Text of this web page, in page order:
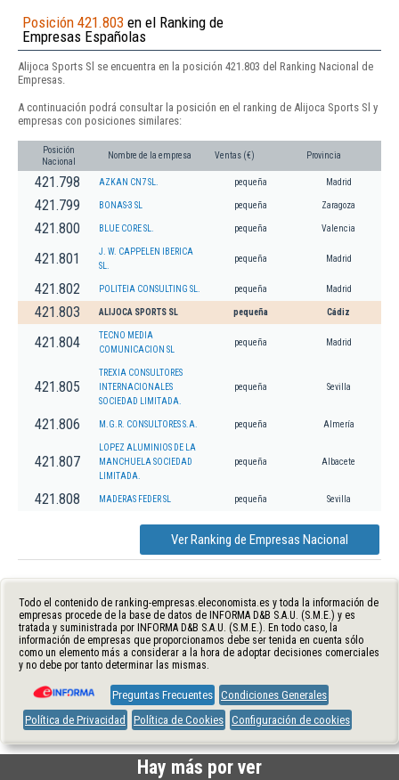
Posición 421.803 en el Ranking de
Empresas Españolas
Alijoca Sports Sl se encuentra en la posición 421.803 del Ranking Nacional de
Empresas.
A continuación podrá consultar la posición en el ranking de Alijoca Sports Sl y
empresas con posiciones similares:
Posición
Nacional
Nombre de la empresa Ventas (€) Provincia
421.798 AZKAN CN7 SL. pequeña Madrid
421.799 BONAS-3 SL pequeña Zaragoza
421.800 BLUE CORE SL. pequeña Valencia
421.801
J. W. CAPPELEN IBERICA
SL.
pequeña Madrid
421.802 POLITEIA CONSULTING SL. pequeña Madrid
421.803 ALIJOCA SPORTS SL pequeña Cádiz
421.804
TECNO MEDIA
COMUNICACION SL
pequeña Madrid
421.805
TREXIA CONSULTORES
INTERNACIONALES
SOCIEDAD LIMITADA.
pequeña Sevilla
421.806 M.G.R. CONSULTORES S.A. pequeña Almería
421.807
LOPEZ ALUMINIOS DE LA
MANCHUELA SOCIEDAD
LIMITADA.
pequeña Albacete
421.808 MADERAS FEDER SL pequeña Sevilla
Ver Ranking de Empresas Nacional
Todo el contenido de ranking-empresas.eleconomista.es y toda la información de
empresas procede de la base de datos de INFORMA D&B S.A.U. (S.M.E.) y es
tratada y suministrada por INFORMA D&B S.A.U. (S.M.E.). En todo caso, la
información de empresas que proporcionamos debe ser tenida en cuenta sólo
como un elemento más a considerar a la hora de adoptar decisiones comerciales
y no debe por tanto determinar las mismas.
Preguntas Frecuentes Condiciones Generales
Política de Privacidad
Política de Cookies Configuración de cookies
Hay más por ver